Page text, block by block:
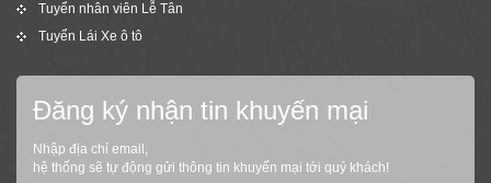
Tuyển nhân viên Lễ Tân
Tuyển Lái Xe ô tô
Đăng ký nhận tin khuyến mại
Nhập địa chỉ email,
hệ thống sẽ tự động gửi thông tin khuyến mại tới quý khách!